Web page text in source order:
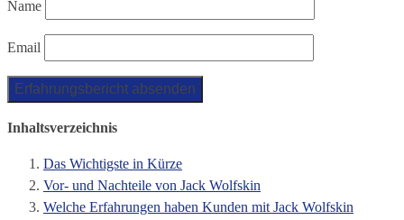
Name
Email
Inhaltsverzeichnis
Das Wichtigste in Kürze
Vor- und Nachteile von Jack Wolfskin
Welche Erfahrungen haben Kunden mit Jack Wolfskin